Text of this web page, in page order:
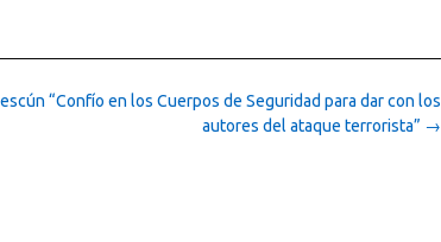
“Confío en los Cuerpos de Seguridad para dar con los
autores del ataque terrorista” →